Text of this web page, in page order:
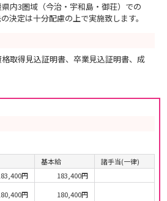
内3圏域（今治・宇和島・御荘）での
決定は十分配慮の上で実施致します。
取得見込証明書、卒業見込証明書、成
基本給
諸手当(一律)
円
183,400円
円
180,400円